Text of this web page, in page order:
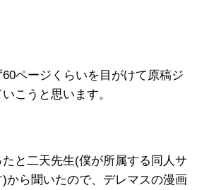
ページくらいを目がけて原稿ジ
こうと思います。
と二天先生(僕が所属する同人サ
から聞いたので、デレマスの漫画